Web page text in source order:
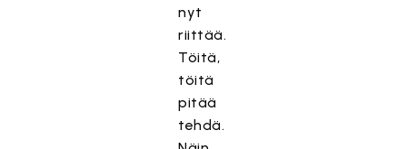
nyt
riittää.
Töitä,
töitä
pitää
tehdä.